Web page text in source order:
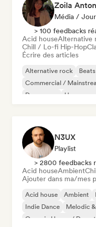
Zoila
Média /
> 100 feedbacks
Acid houseAlternative
Chill / Lo-fi Hip-Hop
Écrire des articles
Alternative rock
Commercial /
Dream pop
House
N3UX
Playlist
> 2800 feedbacks
Acid houseAmbient
Ajouter dans ma/mes
Acid house Ambient
Indie Dance
Melodic
Organic House /